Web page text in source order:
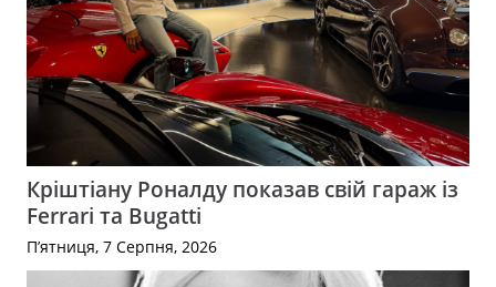
Кріштіану Роналду показав свій гараж із
Ferrari та Bugatti
П’ятниця, 7 Серпня, 2026